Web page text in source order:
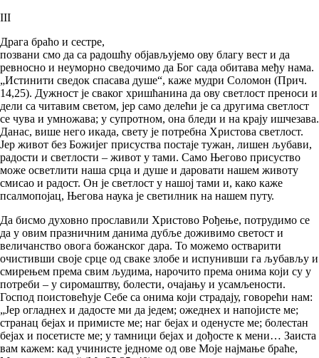
III
Драга браћо и сестре,
позвани смо да са радошћу објављујемо ову благу вест и да
ревносно и неуморно сведочимо да Бог сада обитава међу нама.
„Истинити сведок спасава душе“, каже мудри Соломон (Прич.
14,25). Дужност је сваког хришћанина да ову светлост преноси и
дели са читавим светом, јер само делећи је са другима светлост
се чува и умножава; у супротном, она бледи и на крају ишчезава.
Данас, више него икада, свету је потребна Христова светлост.
Јер живот без Божијег присуства постаје тужан, лишен љубави,
радости и светлости – живот у тами. Само Његово присуство
може осветлити наша срца и душе и даровати нашем животу
смисао и радост. Он је светлост у нашој тами и, како каже
псалмопојац, Његова наука је светилник на нашем путу.
Да бисмо духовно прославили Христово Рођење, потрудимо се
да у овим празничним данима дубље доживимо светост и
величанство овога божанског дара. То можемо остварити
очистивши своје срце од сваке злобе и испунивши га љубављу и
смирењем према свим људима, нарочито према онима који су у
потреби – у сиромаштву, болести, очајању и усамљености.
Господ поистовећује Себе са онима који страдају, говорећи нам:
„Јер огладнех и дадосте ми да једем; ожеднех и напојисте ме;
странац бејах и примисте ме; наг бејах и оденусте ме; болестан
бејах и посетисте ме; у тамници бејах и дођосте к мени… Заиста
вам кажем: кад учинисте једноме од ове Моје најмање браће,